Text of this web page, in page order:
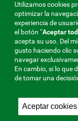
Mutua
Utilizamos cookies
optimizar la
experiencia de
el botón “Aceptar
acepta su uso. Del
gusto haciendo clic
navegar
En cambio, si lo que
de tomar una
Aceptar cookies